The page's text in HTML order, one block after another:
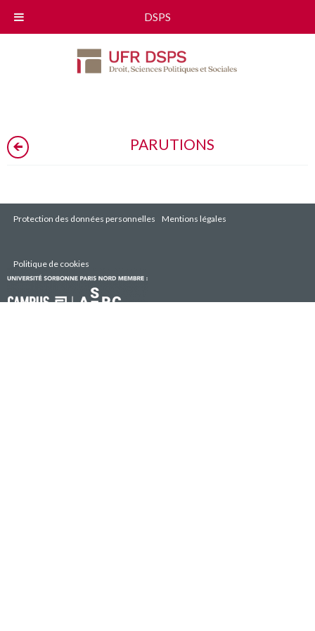
PARUTIONS
Protection des données personnelles Mentions légales
Politique de cookies
DSPS